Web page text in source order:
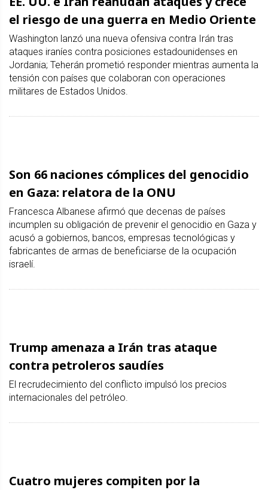
el riesgo de una guerra en Medio Oriente
Washington lanzó una nueva ofensiva contra Irán tras
ataques iraníes contra posiciones estadounidenses en
Jordania; Teherán prometió responder mientras aumenta la
tensión con países que colaboran con operaciones
militares de Estados Unidos.
Son 66 naciones cómplices del genocidio
en Gaza: relatora de la ONU
Francesca Albanese afirmó que decenas de países
incumplen su obligación de prevenir el genocidio en Gaza y
acusó a gobiernos, bancos, empresas tecnológicas y
fabricantes de armas de beneficiarse de la ocupación
israelí.
Trump amenaza a Irán tras ataque
contra petroleros saudíes
El recrudecimiento del conflicto impulsó los precios
internacionales del petróleo.
Cuatro mujeres compiten por la